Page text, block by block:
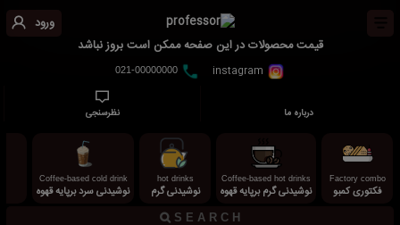
ورود
قیمت محصولات در این صفحه ممکن است بروز نباشد
021-00000000
درباره ما نظرسنجی
Factory combo
فکتوری کمبو
Coffee-based hot drinks
نوشیدنی گرم برپایه قهوه
hot drinks
نوشیدنی گرم
Coffee-based cold drink
نوشیدنی سرد برپایه قهوه